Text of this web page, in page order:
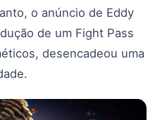
o anúncio de Eddy
de um Fight Pass
desencadeou uma